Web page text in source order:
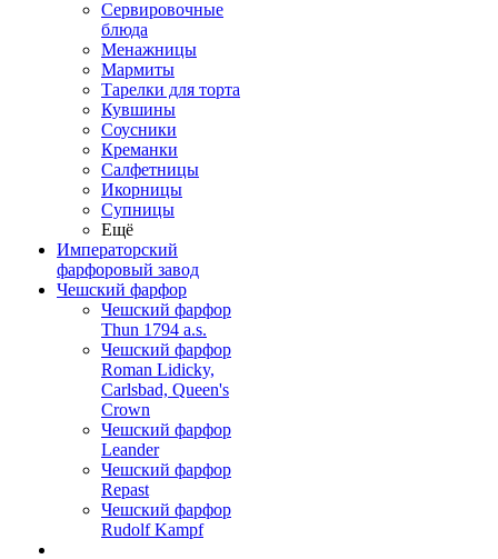
Сервировочные
блюда
Менажницы
Мармиты
Тарелки для торта
Кувшины
Соусники
Креманки
Салфетницы
Икорницы
Супницы
Ещё
Императорский
фарфоровый завод
Чешский фарфор
Чешский фарфор
Thun 1794 a.s.
Чешский фарфор
Roman Lidicky,
Carlsbad, Queen's
Crown
Чешский фарфор
Leander
Чешский фарфор
Repast
Чешский фарфор
Rudolf Kampf